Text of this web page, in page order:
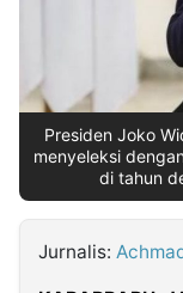
Presiden Joko
menyeleksi
di tahun
Jurnalis: